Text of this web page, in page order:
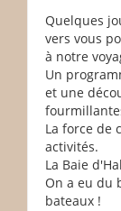
Quelques
vers vous
à notre
Un
et une
La force de
activités.
La Baie
On a eu du
bateaux !